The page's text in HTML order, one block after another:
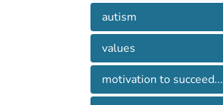
autism
values
motivation to succeed...